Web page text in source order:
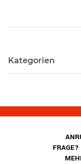
Kategorien
FRAGE?